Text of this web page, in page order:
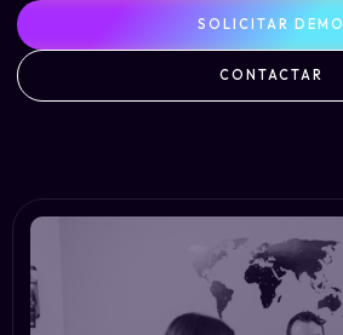
SOLICITAR DEMO
CONTACTAR